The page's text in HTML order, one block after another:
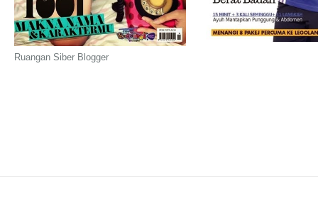
Ruangan Siber Blogger